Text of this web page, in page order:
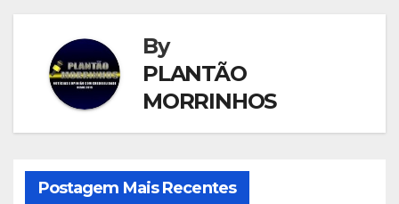
By
PLANTÃO
MORRINHOS
Postagem Mais Recentes